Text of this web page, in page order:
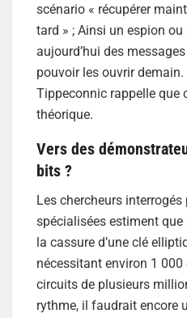
scénario « récupérer
tard » ; Ainsi un espion
aujourd’hui des
pouvoir les ouvrir demain.
Tippeconnic rappelle que
théorique.
Vers des
bits ?
Les chercheurs interrogés
spécialisées estiment
la cassure d’une clé
nécessitant environ 1
circuits de plusieurs
rythme, il faudrait encore